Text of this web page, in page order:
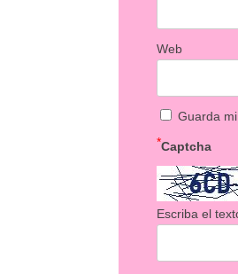
Web
Guarda
Captcha
*
Escriba el